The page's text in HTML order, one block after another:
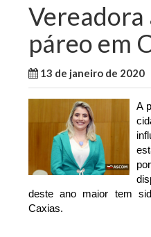
Vereadora
páreo em
13 de janeiro de 2020
A
deste ano maior tem
Caxias.